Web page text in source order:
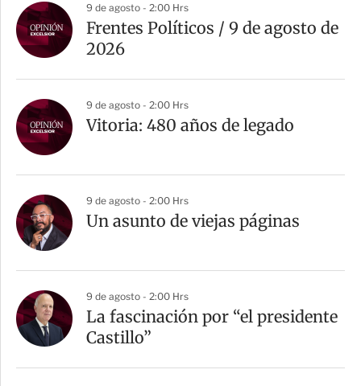
9 de agosto - 2:00 Hrs
Frentes Políticos / 9 de agosto de
2026
9 de agosto - 2:00 Hrs
Vitoria: 480 años de legado
9 de agosto - 2:00 Hrs
Un asunto de viejas páginas
9 de agosto - 2:00 Hrs
La fascinación por “el presidente
Castillo”